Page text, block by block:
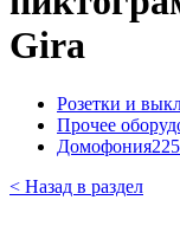
Gira
Розетки и
Прочее
Домофония
< Назад в раздел